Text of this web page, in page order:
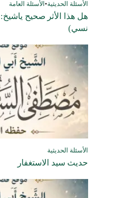
الأسئلة الحديثية• الأسئلة العامة
هل هذا الأثر صحيح ياشيخ:
نسي)
الأسئلة الحديثية
حديث سيد الاستغفار